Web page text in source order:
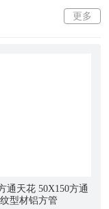
棉板所不能及的性产
棉,
棉,其防火性
内环境。
更多
通天花 50X150方通
型材铝方管